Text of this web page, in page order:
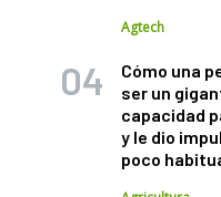
Agtech
Cómo una
ser un
capacidad
y le dio
poco